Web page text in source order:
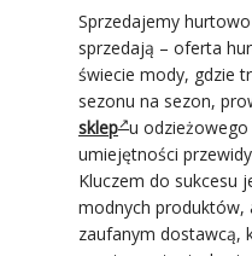
Sprzedajemy
sprzedają – oferta
świecie mody, gdzie
sezonu na sezon,
sklep u
umiejętności
Kluczem do sukcesu
modnych produktów,
zaufanym dostawcą,